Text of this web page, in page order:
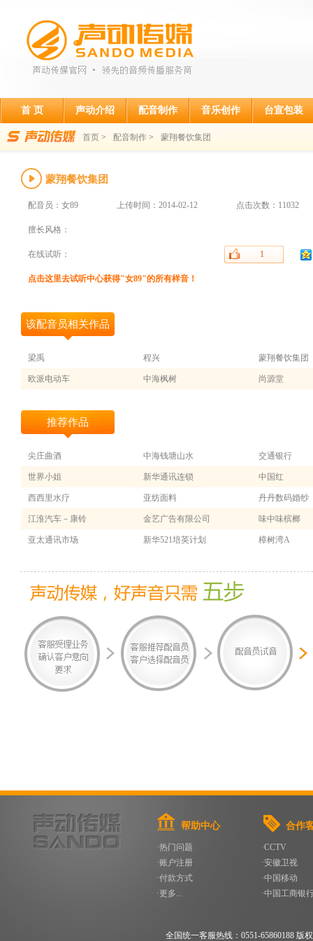
首 页 声动介绍 配音制作 音乐创作 台宣包装
首页 > 配音制作 > 蒙翔餐饮集团
蒙翔餐饮集团
配音员：女89 上传时间：2014-02-12 点击次数：11032
擅长风格：
在线试听： 1
点击这里去试听中心获得"女89"的所有样音！
该配音员相关作品
梁禹 程兴 蒙翔餐饮集团
欧派电动车 中海枫树 尚源堂
推荐作品
尖庄曲酒 中海钱塘山水 交通银行
世界小姐 新华通讯连锁 中国红
西西里水疗 亚纺面料 丹丹数码婚纱
江淮汽车－康铃 金艺广告有限公司 味中味槟榔
亚太通讯市场 新华521培英计划 樟树湾A
帮助中心
·热门问题
·账户注册
·付款方式
·更多...
合作
·CCTV
·安徽卫视
·中国移动
·中国工商银
全国统一客服热线：0551-65860188 版